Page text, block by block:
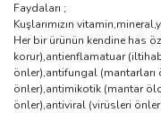
Faydaları ;
Kuşlarımızın
Her bir ürünün kendine has
korur),antienflamatuar
önler),antifungal
önler),antimikotik (mantar
önler),antiviral (virüsleri